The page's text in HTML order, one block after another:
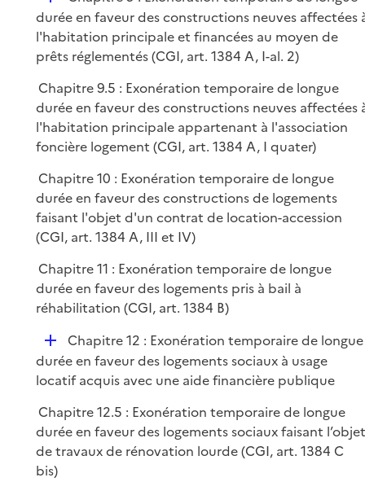
é
p
l
e
r
durée en faveur des constructions neuves affectées
l'habitation principale et financées au moyen de
prêts réglementés (CGI, art. 1384 A, I-al. 2)
Chapitre 9.5 : Exonération temporaire de longue
durée en faveur des constructions neuves affectées
l'habitation principale appartenant à l'association
foncière logement (CGI, art. 1384 A, I quater)
Chapitre 10 : Exonération temporaire de longue
durée en faveur des constructions de logements
faisant l'objet d'un contrat de location-accession
(CGI, art. 1384 A, III et IV)
Chapitre 11 : Exonération temporaire de longue
durée en faveur des logements pris à bail à
réhabilitation (CGI, art. 1384 B)
D
é
p
i
e
r
Chapitre 12 : Exonération temporaire de longue
durée en faveur des logements sociaux à usage
locatif acquis avec une aide financière publique
Chapitre 12.5 : Exonération temporaire de longue
durée en faveur des logements sociaux faisant l’objet
de travaux de rénovation lourde (CGI, art. 1384 C
bis)